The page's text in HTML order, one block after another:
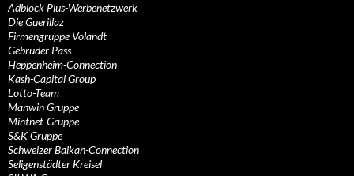
Adblock Plus-Werbenetzwerk
Die Guerillaz
Firmengruppe Volandt
Gebrüder Pass
Heppenheim-Connection
Kash-Capital Group
Lotto-Team
Manwin Gruppe
Mintnet-Gruppe
S&K Gruppe
Schweizer Balkan-Connection
Seligenstädter Kreisel